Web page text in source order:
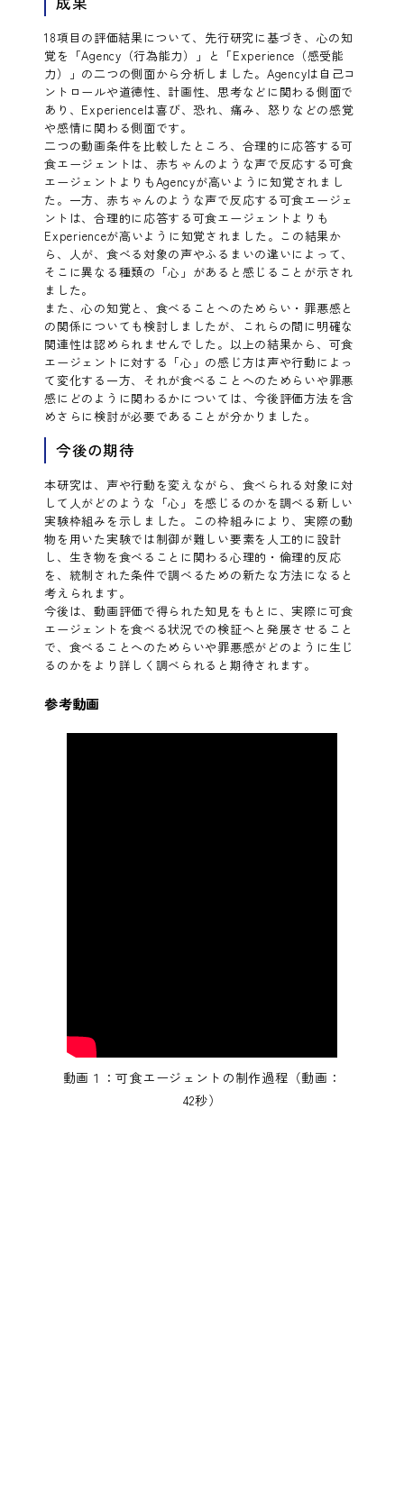
18項目の評価結果について、先行研究に基づき、心の知
覚を「Agency（行為能力）」と「Experience（感受能
力）」の二つの側面から分析しました。Agencyは自己コ
ントロールや道徳性、計画性、思考などに関わる側面で
あり、Experienceは喜び、恐れ、痛み、怒りなどの感覚
や感情に関わる側面です。
二つの動画条件を比較したところ、合理的に応答する可
食エージェントは、赤ちゃんのような声で反応する可食
エージェントよりもAgencyが高いように知覚されまし
た。一方、赤ちゃんのような声で反応する可食エージェ
ントは、合理的に応答する可食エージェントよりも
Experienceが高いように知覚されました。この結果か
ら、人が、食べる対象の声やふるまいの違いによって、
そこに異なる種類の「心」があると感じることが示され
ました。
また、心の知覚と、食べることへのためらい・罪悪感と
の関係についても検討しましたが、これらの間に明確な
関連性は認められませんでした。以上の結果から、可食
エージェントに対する「心」の感じ方は声や行動によっ
て変化する一方、それが食べることへのためらいや罪悪
感にどのように関わるかについては、今後評価方法を含
めさらに検討が必要であることが分かりました。
今後の期待
本研究は、声や行動を変えながら、食べられる対象に対
して人がどのような「心」を感じるのかを調べる新しい
実験枠組みを示しました。この枠組みにより、実際の動
物を用いた実験では制御が難しい要素を人工的に設計
し、生き物を食べることに関わる心理的・倫理的反応
を、統制された条件で調べるための新たな方法になると
考えられます。
今後は、動画評価で得られた知見をもとに、実際に可食
エージェントを食べる状況での検証へと発展させること
で、食べることへのためらいや罪悪感がどのように生じ
るのかをより詳しく調べられると期待されます。
参考動画
動画１：可食エージェントの制作過程（動画：
42秒）